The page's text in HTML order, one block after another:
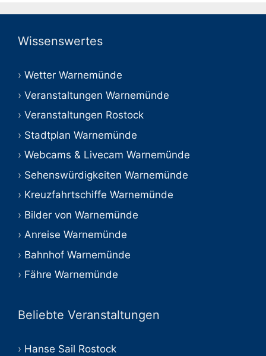
Wissenswertes
Wetter Warnemünde
Veranstaltungen Warnemünde
Veranstaltungen Rostock
Stadtplan Warnemünde
Webcams & Livecam Warnemünde
Sehenswürdigkeiten Warnemünde
Kreuzfahrtschiffe Warnemünde
Bilder von Warnemünde
Anreise Warnemünde
Bahnhof Warnemünde
Fähre Warnemünde
Beliebte Veranstaltungen
Hanse Sail Rostock